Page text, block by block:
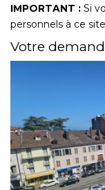
IMPORTANT : Si
personnels à ce
Votre